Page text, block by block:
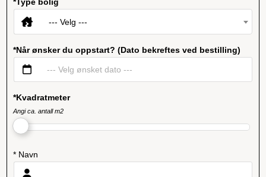
*Type bolig
--- Velg ---
*Når ønsker du oppstart? (Dato bekreftes ved bestilling)
*Kvadratmeter
Angi ca. antall m2
* Navn